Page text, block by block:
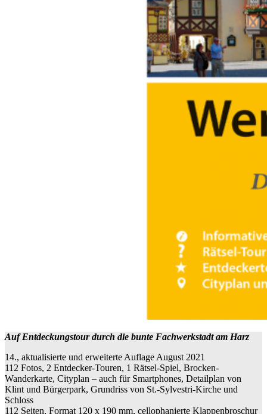
Auf Entdeckungstour durch die bunte Fachwerkstadt am Harz
14., aktualisierte und erweiterte Auflage August 2021
112 Fotos, 2 Entdecker-Touren, 1 Rätsel-Spiel, Brocken-
Wanderkarte, Cityplan – auch für Smartphones, Detailplan von
Klint und Bürgerpark, Grundriss von St.-Sylvestri-Kirche und
Schloss
112 Seiten, Format 120 x 190 mm, cellophanierte Klappenbroschur